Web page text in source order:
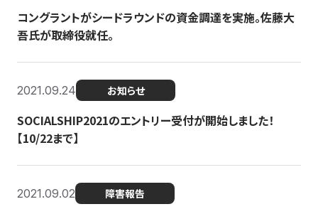
コングラントがシードラウンドの資金調達を実施。佐藤大
吾氏が取締役就任。
2021.09.24 お知らせ
SOCIALSHIP2021のエントリー受付が開始しました！
【10/22まで】
2021.09.02 障害報告